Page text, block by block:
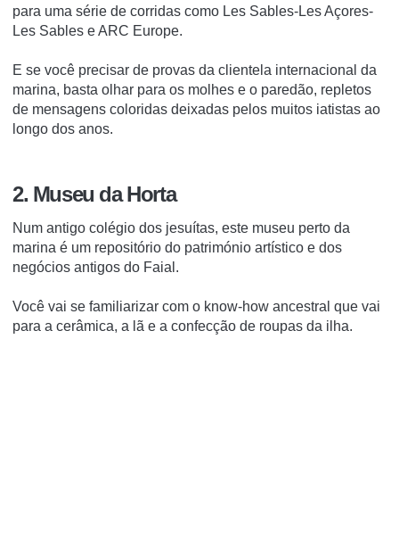
para uma série de corridas como Les Sables-Les Açores-
Les Sables e ARC Europe.
E se você precisar de provas da clientela internacional da
marina, basta olhar para os molhes e o paredão, repletos
de mensagens coloridas deixadas pelos muitos iatistas ao
longo dos anos.
2. Museu da Horta
Num antigo colégio dos jesuítas, este museu perto da
marina é um repositório do património artístico e dos
negócios antigos do Faial.
Você vai se familiarizar com o know-how ancestral que vai
para a cerâmica, a lã e a confecção de roupas da ilha.